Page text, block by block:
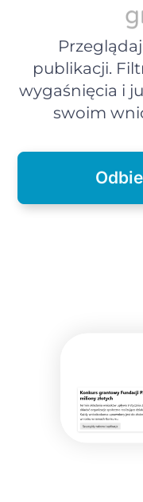
publikacji.
wygaśnięcia i
swoim